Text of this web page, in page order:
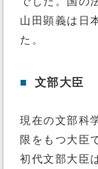
山田顕義は日
た。
■ 文部大臣
現在の文部科
限をもつ大臣
初代文部大臣